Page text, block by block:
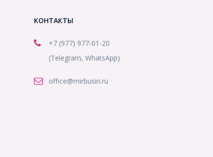
КОНТАКТЫ
+7 (977) 977-01-20
(Telegram, WhatsApp)
office@mirbusin.ru